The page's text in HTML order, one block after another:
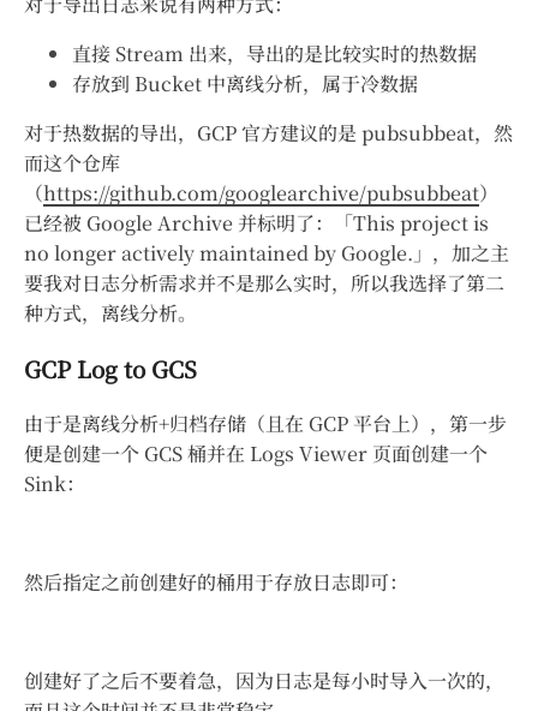
直接 Stream 出来，导出的是比较实时的热数据
存放到 Bucket 中离线分析，属于冷数据
对于热数据的导出，GCP 官方建议的是 pubsubbeat，然
而这个仓库
（https://github.com/googlearchive/pubsubbeat）
已经被 Google Archive 并标明了：「This project is
no longer actively maintained by Google.」，加之主
要我对日志分析需求并不是那么实时，所以我选择了第二
种方式，离线分析。
GCP Log to GCS
由于是离线分析+归档存储（且在 GCP 平台上），第一步
便是创建一个 GCS 桶并在 Logs Viewer 页面创建一个
Sink：
然后指定之前创建好的桶用于存放日志即可：
创建好了之后不要着急，因为日志是每小时导入一次的，